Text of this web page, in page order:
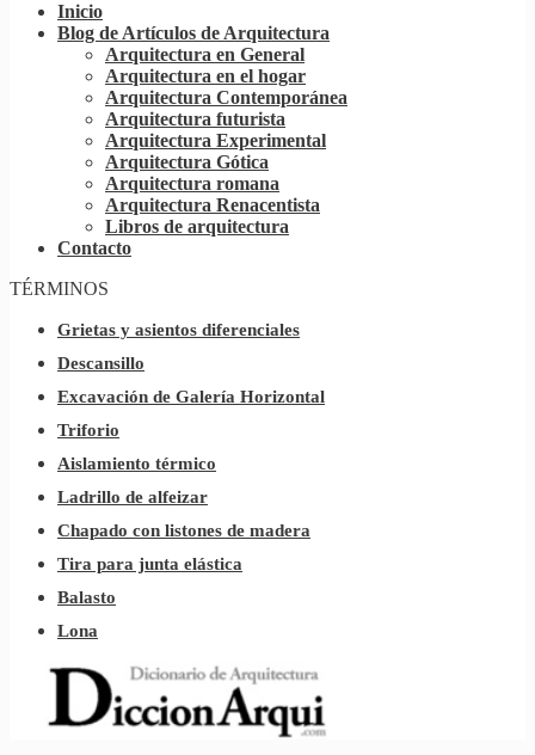
Inicio
Blog de Artículos de Arquitectura
Arquitectura en General
Arquitectura en el hogar
Arquitectura Contemporánea
Arquitectura futurista
Arquitectura Experimental
Arquitectura Gótica
Arquitectura romana
Arquitectura Renacentista
Libros de arquitectura
Contacto
TÉRMINOS
Grietas y asientos diferenciales
Descansillo
Excavación de Galería Horizontal
Triforio
Aislamiento térmico
Ladrillo de alfeizar
Chapado con listones de madera
Tira para junta elástica
Balasto
Lona